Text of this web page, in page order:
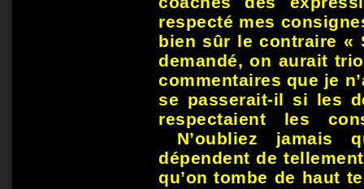
respecté mes
bien sûr le contraire «
demandé, on aurait
commentaires que je
se passerait-il si les
respectaient les
N’oubliez jamais
dépendent de
qu’on tombe de haut